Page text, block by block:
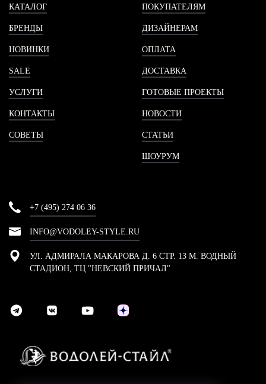
КАТАЛОГ
БРЕНДЫ
НОВИНКИ
SALE
УСЛУГИ
КОНТАКТЫ
СОВЕТЫ
ПОКУПАТЕЛЯМ
ДИЗАЙНЕРАМ
ОПЛАТА
ДОСТАВКА
ГОТОВЫЕ ПРОЕКТЫ
НОВОСТИ
СТАТЬИ
ШОУРУМ
+7 (495) 274 06 36
INFO@VODOLEY-STYLE.RU
УЛ. АДМИРАЛА МАКАРОВА Д. 6 СТР. 13 М. ВОДНЫЙ
СТАДИОН, ТЦ "НЕВСКИЙ ПРИЧАЛ"